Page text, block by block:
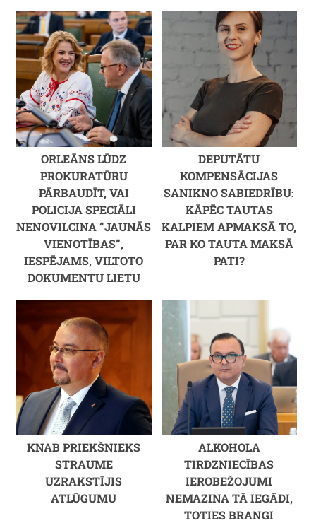
ORLEĀNS LŪDZ
PROKURATŪRU
PĀRBAUDĪT, VAI
POLICIJA SPECIĀLI
NENOVILCINA “JAUNĀS
VIENOTĪBAS”,
IESPĒJAMS, VILTOTO
DOKUMENTU LIETU
DEPUTĀTU
KOMPENSĀCIJAS
SANIKNO SABIEDRĪBU:
KĀPĒC TAUTAS
KALPIEM APMAKSĀ TO,
PAR KO TAUTA MAKSĀ
PATI?
KNAB PRIEKŠNIEKS
STRAUME
UZRAKSTĪJIS
ATLŪGUMU
ALKOHOLA
TIRDZNIECĪBAS
IEROBEŽOJUMI
NEMAZINA TĀ IEGĀDI,
TOTIES BRANGI